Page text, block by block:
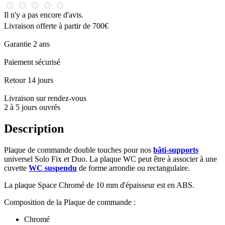
Il n'y a pas encore d'avis.
Livraison offerte à partir de 700€
Garantie 2 ans
Paiement sécurisé
Retour 14 jours
Livraison sur rendez-vous
2 à 5 jours ouvrés
Description
Plaque de commande double touches pour nos bâti-supports
universel Solo Fix et Duo. La plaque WC peut être à associer à une
cuvette WC suspendu de forme arrondie ou rectangulaire.
La plaque Space Chromé de 10 mm d'épaisseur est en ABS.
Composition de la Plaque de commande :
Chromé